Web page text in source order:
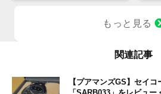
もっと見る
関連記事
【プアマンズGS】セイ